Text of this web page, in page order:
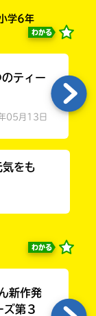
学6年
わかる
ティー
05月13日
をも
わかる
新作発
ズ第３